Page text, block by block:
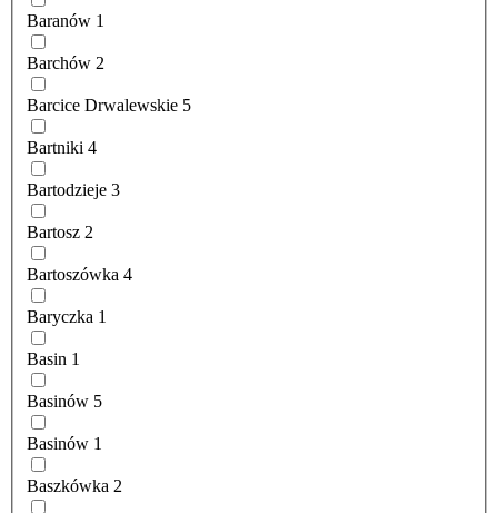
Baranów 1
Barchów 2
Barcice Drwalewskie 5
Bartniki 4
Bartodzieje 3
Bartosz 2
Bartoszówka 4
Baryczka 1
Basin 1
Basinów 5
Basinów 1
Baszkówka 2